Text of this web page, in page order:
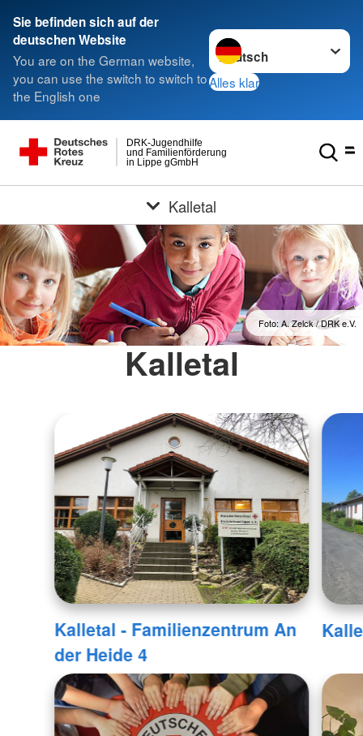
Sie befinden sich auf der
deutschen Website
You are on the German website,
you can use the switch to switch to
the English one
Sprache wechseln zu
Alles klar
in Lippe gGmbH
und Familienförderung
DRK-Jugendhilfe
Kalletal
Foto: A. Zelck / DRK e.V.
Kalletal
Kalletal - Familienzentrum An
der Heide 4